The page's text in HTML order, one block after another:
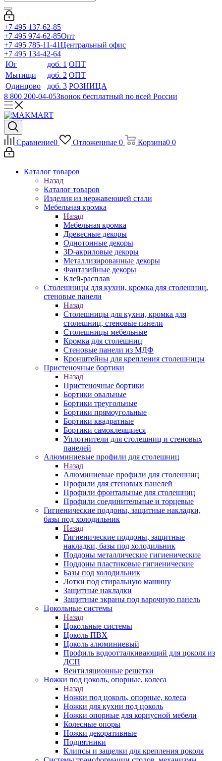
+7 495 137-62-85
+7 495 974-62-85Опт
+7 495 785-11-41Центральный офис
+7 495 134-42-64
Юг
доб. 1 ОПТ
Мытищи
доб. 2 ОПТ
Одинцово
доб. 3 РОЗНИЦА
8 800 200-04-05Звонок бесплатный по всей России
Сравнение0 Отложенные 0 Корзина0 0
Каталог товаров
Назад
Каталог товаров
Изделия из нержавеющей стали
Мебельная кромка
Назад
Мебельная кромка
Древесные декоры
Однотонные декоры
3D-акриловые декоры
Металлизированные декоры
Фантазийные декоры
Клей-расплав
Столешницы для кухни, кромка для столешниц,
стеновые панели
Назад
Столешницы для кухни, кромка для
столешниц, стеновые панели
Столешницы мебельные
Кромка для столешниц
Стеновые панели из МДФ
Кронштейны для крепления столешницы
Пристеночные бортики
Назад
Пристеночные бортики
Бортики овальные
Бортики треугольные
Бортики прямоугольные
Бортики квадратные
Бортики самоклеящиеся
Уплотнители для столешниц и стеновых
панелей
Алюминиевые профили для столешниц
Назад
Алюминиевые профили для столешниц
Профили для стеновых панелей
Профили фронтальные для столешниц
Профили соединительные и торцевые
Гигиенические поддоны, защитные накладки,
базы под холодильник
Назад
Гигиенические поддоны, защитные
накладки, базы под холодильник
Поддоны металлические гигиенические
Поддоны пластиковые гигиенические
Базы под холодильник
Лотки под стиральную машину
Защитные накладки
Защитные экраны под варочную панель
Цокольные системы
Назад
Цокольные системы
Цоколь ПВХ
Цоколь алюминиевый
Профиль водоотталкивающий для цоколя из
ДСП
Вентиляционные решетки
Ножки под цоколь, опорные, колеса
Назад
Ножки под цоколь, опорные, колеса
Ножки для кухни под цоколь
Ножки опорные для корпусной мебели
Колесные опоры
Ножки декоративные
Подпятники
Клипсы и защелки для крепления цоколя